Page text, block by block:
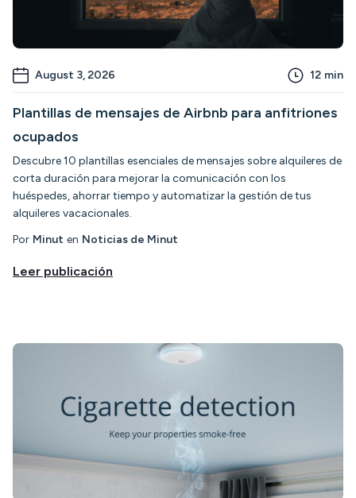
August 3, 2026 12 min
Plantillas de mensajes de Airbnb para anfitriones
ocupados
Descubre 10 plantillas esenciales de mensajes sobre alquileres de
corta duración para mejorar la comunicación con los
huéspedes, ahorrar tiempo y automatizar la gestión de tus
alquileres vacacionales.
Por Minut en Noticias de Minut
Leer publicación